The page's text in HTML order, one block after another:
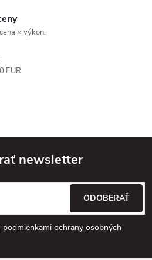
× výkon.
EUR
newsletter
podmienkami ochrany osobných
ODOBERAŤ